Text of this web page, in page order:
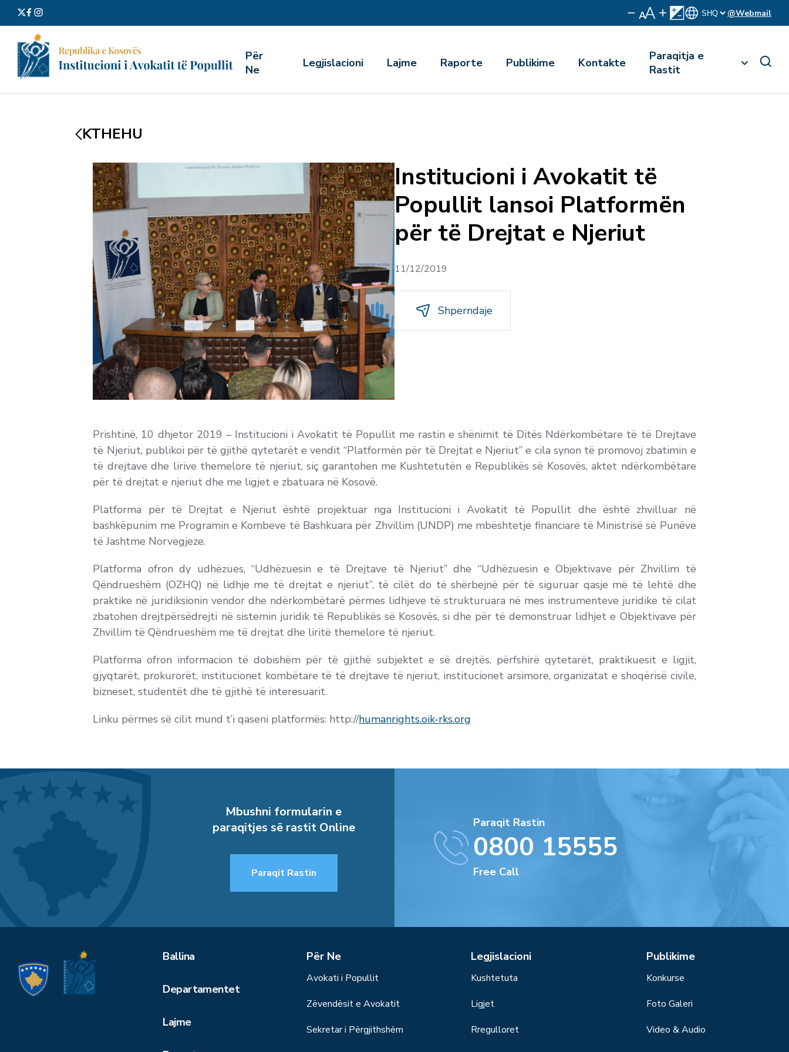
@Webmail
Për
Ne
Legjislacioni Lajme Raporte Publikime Kontakte
Paraqitja e
Rastit
KTHEHU
Institucioni i Avokatit të
Popullit lansoi Platformën
për të Drejtat e Njeriut
11/12/2019
Shperndaje
Prishtinë, 10 dhjetor 2019 – Institucioni i Avokatit të Popullit me rastin e shënimit të Ditës Ndërkombëtare të të Drejtave
të Njeriut, publikoi për të gjithë qytetarët e vendit “Platformën për të Drejtat e Njeriut” e cila synon të promovoj zbatimin e
të drejtave dhe lirive themelore të njeriut, siç garantohen me Kushtetutën e Republikës së Kosovës, aktet ndërkombëtare
për të drejtat e njeriut dhe me ligjet e zbatuara në Kosovë.
Platforma për të Drejtat e Njeriut është projektuar nga Institucioni i Avokatit të Popullit dhe është zhvilluar në
bashkëpunim me Programin e Kombeve të Bashkuara për Zhvillim (UNDP) me mbështetje financiare të Ministrisë së Punëve
të Jashtme Norvegjeze.
Platforma ofron dy udhëzues, “Udhëzuesin e të Drejtave të Njeriut” dhe “Udhëzuesin e Objektivave për Zhvillim të
Qëndrueshëm (OZHQ) në lidhje me të drejtat e njeriut”, të cilët do të shërbejnë për të siguruar qasje më të lehtë dhe
praktike në juridiksionin vendor dhe ndërkombëtarë përmes lidhjeve të strukturuara në mes instrumenteve juridike të cilat
zbatohen drejtpërsëdrejti në sistemin juridik të Republikës së Kosovës, si dhe për të demonstruar lidhjet e Objektivave për
Zhvillim të Qëndrueshëm me të drejtat dhe liritë themelore të njeriut.
Platforma ofron informacion të dobishëm për të gjithë subjektet e së drejtës, përfshirë qytetarët, praktikuesit e ligjit,
gjyqtarët, prokurorët, institucionet kombëtare të të drejtave të njeriut, institucionet arsimore, organizatat e shoqërisë civile,
bizneset, studentët dhe të gjithë të interesuarit.
Linku përmes së cilit mund t’i qaseni platformës: http://humanrights.oik-rks.org
Mbushni formularin e
paraqitjes së rastit Online
Paraqit Rastin
Paraqit Rastin
0800 15555
Free Call
Ballina
Departamentet
Lajme
Për Ne
Avokati i Popullit
Zëvendësit e Avokatit
Sekretar i Përgjithshëm
Legjislacioni
Kushtetuta
Ligjet
Rregulloret
Publikime
Konkurse
Foto Galeri
Video & Audio